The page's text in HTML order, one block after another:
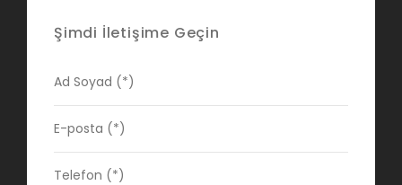
Şimdi İletişime Geçin